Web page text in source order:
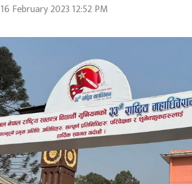
16 February 2023 12:52 PM